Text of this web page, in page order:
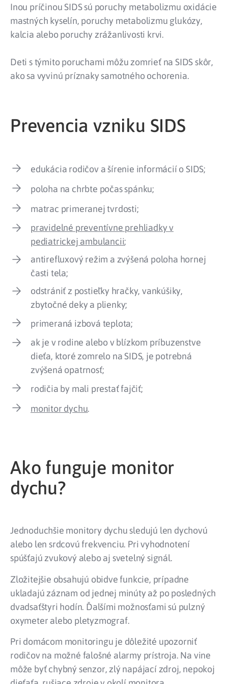
Inou príčinou SIDS sú poruchy metabolizmu oxidácie
mastných kyselín, poruchy metabolizmu glukózy,
kalcia alebo poruchy zrážanlivosti krvi.
Deti s týmito poruchami môžu zomrieť na SIDS skôr,
ako sa vyvinú príznaky samotného ochorenia.
Prevencia vzniku SIDS
edukácia rodičov a šírenie informácií o SIDS;
poloha na chrbte počas spánku;
matrac primeranej tvrdosti;
pravidelné preventívne prehliadky v
pediatrickej ambulancii;
antirefluxový režim a zvýšená poloha hornej
časti tela;
odstrániť z postieľky hračky, vankúšiky,
zbytočné deky a plienky;
primeraná izbová teplota;
ak je v rodine alebo v blízkom príbuzenstve
dieťa, ktoré zomrelo na SIDS, je potrebná
zvýšená opatrnosť;
rodičia by mali prestať fajčiť;
monitor dychu.
Ako funguje monitor
dychu?
Jednoduchšie monitory dychu sledujú len dychovú
alebo len srdcovú frekvenciu. Pri vyhodnotení
spúšťajú zvukový alebo aj svetelný signál.
Zložitejšie obsahujú obidve funkcie, prípadne
ukladajú záznam od jednej minúty až po posledných
dvadsaťštyri hodín. Ďalšími možnosťami sú pulzný
oxymeter alebo pletyzmograf.
Pri domácom monitoringu je dôležité upozorniť
rodičov na možné falošné alarmy prístroja. Na vine
môže byť chybný senzor, zlý napájací zdroj, nepokoj